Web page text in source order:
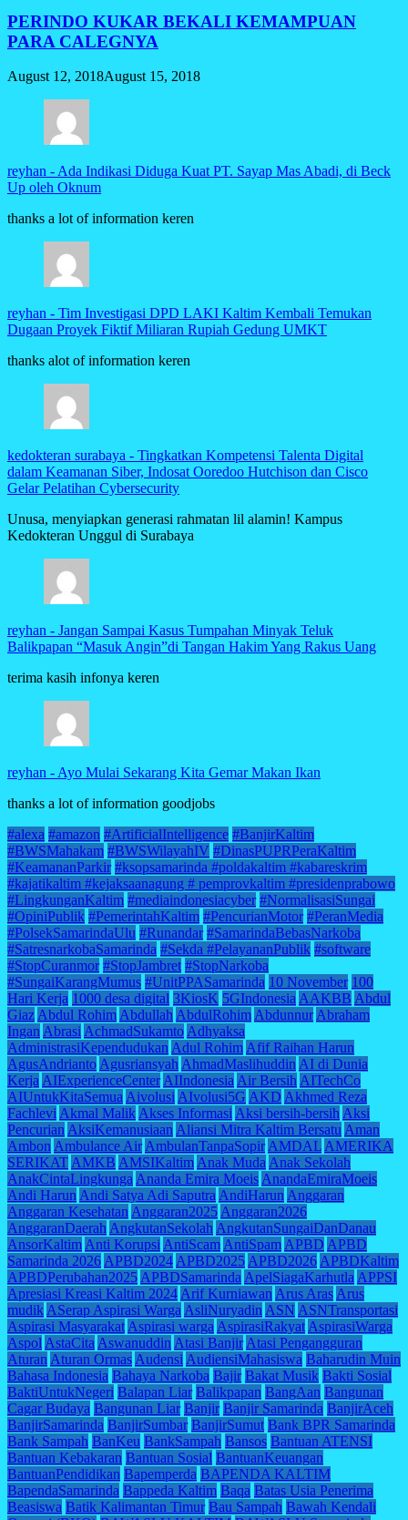
PERINDO KUKAR BEKALI KEMAMPUAN
PARA CALEGNYA
August 12, 2018August 15, 2018
reyhan - Ada Indikasi Diduga Kuat PT. Sayap Mas Abadi, di Beck
Up oleh Oknum
thanks a lot of information keren
reyhan - Tim Investigasi DPD LAKI Kaltim Kembali Temukan
Dugaan Proyek Fiktif Miliaran Rupiah Gedung UMKT
thanks alot of information keren
kedokteran surabaya - Tingkatkan Kompetensi Talenta Digital
dalam Keamanan Siber, Indosat Ooredoo Hutchison dan Cisco
Gelar Pelatihan Cybersecurity
Unusa, menyiapkan generasi rahmatan lil alamin! Kampus
Kedokteran Unggul di Surabaya
reyhan - Jangan Sampai Kasus Tumpahan Minyak Teluk
Balikpapan “Masuk Angin”di Tangan Hakim Yang Rakus Uang
terima kasih infonya keren
reyhan - Ayo Mulai Sekarang Kita Gemar Makan Ikan
thanks a lot of information goodjobs
#alexa #amazon #ArtificialIntelligence #BanjirKaltim
#BWSMahakam #BWSWilayahIV #DinasPUPRPeraKaltim
#KeamananParkir #ksopsamarinda #poldakaltim #kabareskrim
#kajatikaltim #kejaksaanagung # pemprovkaltim #presidenprabowo
#LingkunganKaltim #mediaindonesiacyber #NormalisasiSungai
#OpiniPublik #PemerintahKaltim #PencurianMotor #PeranMedia
#PolsekSamarindaUlu #Runandar #SamarindaBebasNarkoba
#SatresnarkobaSamarinda #Sekda #PelayananPublik #software
#StopCuranmor #StopJambret #StopNarkoba
#SungaiKarangMumus #UnitPPASamarinda 10 November 100
Hari Kerja 1000 desa digital 3KiosK 5GIndonesia AAKBB Abdul
Giaz Abdul Rohim Abdullah AbdulRohim Abdunnur Abraham
Ingan Abrasi AchmadSukamto Adhyaksa
AdministrasiKependudukan Adul Rohim Afif Raihan Harun
AgusAndrianto Agusriansyah AhmadMaslihuddin AI di Dunia
Kerja AIExperienceCenter AIIndonesia Air Bersih AITechCo
AIUntukKitaSemua Aivolusi AIvolusi5G AKD Akhmed Reza
Fachlevi Akmal Malik Akses Informasi Aksi bersih-bersih Aksi
Pencurian AksiKemanusiaan Aliansi Mitra Kaltim Bersatu Aman
Ambon Ambulance Air AmbulanTanpaSopir AMDAL AMERIKA
SERIKAT AMKB AMSIKaltim Anak Muda Anak Sekolah
AnakCintaLingkunga Ananda Emira Moeis AnandaEmiraMoeis
Andi Harun Andi Satya Adi Saputra AndiHarun Anggaran
Anggaran Kesehatan Anggaran2025 Anggaran2026
AnggaranDaerah AngkutanSekolah AngkutanSungaiDanDanau
AnsorKaltim Anti Korupsi AntiScam AntiSpam APBD APBD
Samarinda 2026 APBD2024 APBD2025 APBD2026 APBDKaltim
APBDPerubahan2025 APBDSamarinda ApelSiagaKarhutla APPSI
Apresiasi Kreasi Kaltim 2024 Arif Kurniawan Arus Aras Arus
mudik ASerap Aspirasi Warga AsliNuryadin ASN ASNTransportasi
Aspirasi Masyarakat Aspirasi warga AspirasiRakyat AspirasiWarga
Aspol AstaCita Aswanuddin Atasi Banjir Atasi Pengangguran
Aturan Aturan Ormas Audensi AudiensiMahasiswa Baharudin Muin
Bahasa Indonesia Bahaya Narkoba Bajir Bakat Musik Bakti Sosial
BaktiUntukNegeri Balapan Liar Balikpapan BangAan Bangunan
Cagar Budaya Bangunan Liar Banjir Banjir Samarinda BanjirAceh
BanjirSamarinda BanjirSumbar BanjirSumut Bank BPR Samarinda
Bank Sampah BanKeu BankSampah Bansos Bantuan ATENSI
Bantuan Kebakaran Bantuan Sosial BantuanKeuangan
BantuanPendidikan Bapemperda BAPENDA KALTIM
BapendaSamarinda Bappeda Kaltim Baqa Batas Usia Penerima
Beasiswa Batik Kalimantan Timur Bau Sampah Bawah Kendali